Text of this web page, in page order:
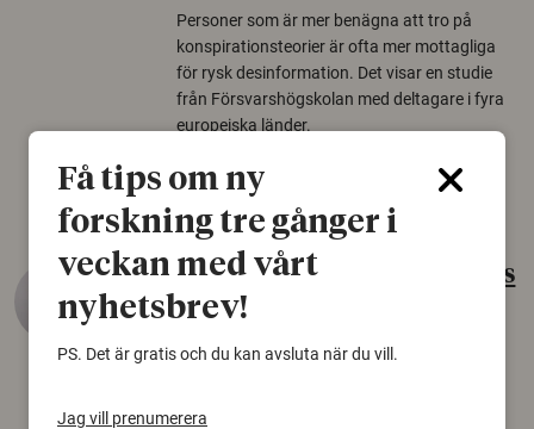
Personer som är mer benägna att tro på
konspirationsteorier är ofta mer mottagliga
för rysk desinformation. Det visar en studie
från Försvarshögskolan med deltagare i fyra
europeiska länder.
Säkerhetspolitik
Gammalt skinn var Sveriges
äldsta sko
22 juni 2026
björnfäll visar sig vara delar av en 2000 år
Få tips om ny
forskning tre gånger i
veckan med vårt
nyhetsbrev!
PS. Det är gratis och du kan avsluta när du vill.
Jag vill prenumerera